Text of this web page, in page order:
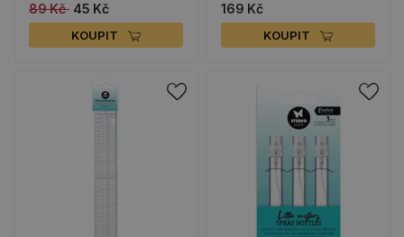
89 Kč 45 Kč
KOUPIT
169 Kč
KOUPIT